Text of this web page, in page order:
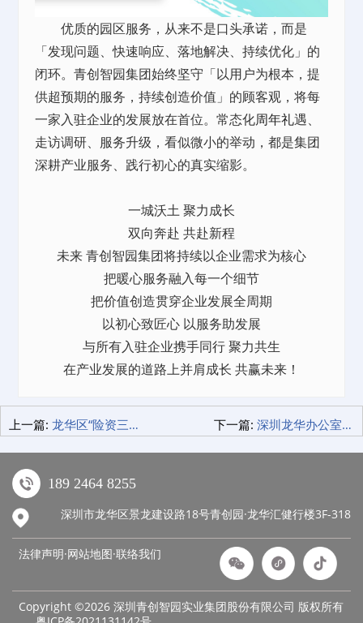
优质的园区服务，从来不是口头承诺，而是
「发现问题、快速响应、落地解决、持续优化」的
闭环。青创智园集团始终坚守「以用户为根本，提
供超预期的服务，持续创造价值」的顾客观，将每
一家入驻企业的发展放在首位。常态化周年礼遇、
走访调研、服务升级，看似微小的举动，都是集团
深耕产业服务、践行初心的真实缩影。
一城沃土 聚力成长
双向奔赴 共赴新程
未来 青创智园集团将持续以企业需求为核心
把暖心服务融入每一个细节
把价值创造贯穿企业发展全周期
以初心致匠心 以服务助发展
与所有入驻企业携手同行 聚力共生
在产业发展的道路上并肩成长 共赢未来！
上一篇: 龙华区“险资三大计划”联合正式启动 青创智园集团共探赋能新路径 下一篇: 深圳龙华办公室推荐，别再只盯着市中心了，这4个产业园把服务卷到了天花板
189 2464 8255
深圳市龙华区景龙建设路18号青创园·龙华汇健行楼3F-318
法律声明·网站地图·联络我们
Copyright ©2026 深圳青创智园实业集团股份有限公司 版权所有